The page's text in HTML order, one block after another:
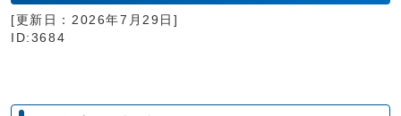
[更新日： 2026年7月29日 ]
ID:3684